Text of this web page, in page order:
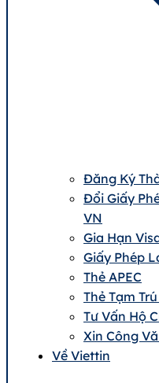
Đăng Ký
Đổi Giấy
VN
Gia Hạn
Giấy Phép
Thẻ APEC
Thẻ Tạm
Tư Vấn Hộ
Xin Công
Về Viettin